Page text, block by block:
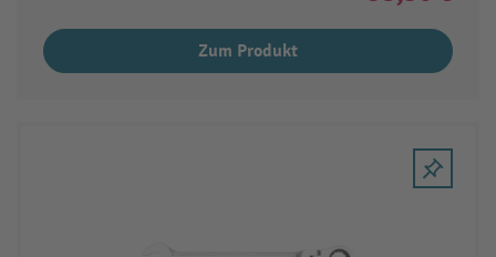
Zum Produkt